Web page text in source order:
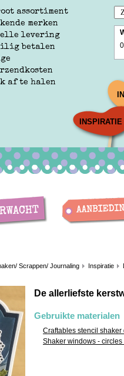
assortiment
merken
levering
betalen
af te halen
INSPIRATIE
Scrappen/ Journaling Inspiratie
De allerliefste
Gebruikte materialen
Craftables stencil shaker
Shaker windows - circles